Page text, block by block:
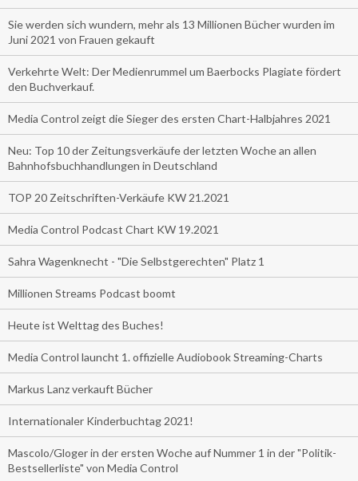
Sie werden sich wundern, mehr als 13 Millionen Bücher wurden im
Juni 2021 von Frauen gekauft
Verkehrte Welt: Der Medienrummel um Baerbocks Plagiate fördert
den Buchverkauf.
Media Control zeigt die Sieger des ersten Chart-Halbjahres 2021
Neu: Top 10 der Zeitungsverkäufe der letzten Woche an allen
Bahnhofsbuchhandlungen in Deutschland
TOP 20 Zeitschriften-Verkäufe KW 21.2021
Media Control Podcast Chart KW 19.2021
Sahra Wagenknecht - "Die Selbstgerechten" Platz 1
Millionen Streams Podcast boomt
Heute ist Welttag des Buches!
Media Control launcht 1. offizielle Audiobook Streaming-Charts
Markus Lanz verkauft Bücher
Internationaler Kinderbuchtag 2021!
Mascolo/Gloger in der ersten Woche auf Nummer 1 in der "Politik-
Bestsellerliste" von Media Control